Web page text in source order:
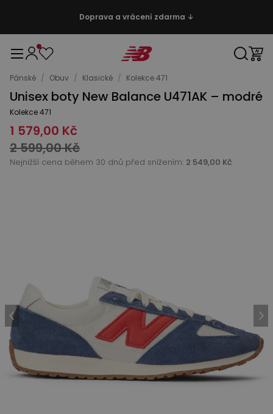
Doprava a vrácení zdarma ↓
Pánské / Obuv / Klasické / Kolekce 471
Unisex boty New Balance U471AK – modré
Kolekce 471
1 579,00 Kč
2 599,00 Kč
Nejnižší cena během 30 dnů před snížením: 2 549,00 Kč